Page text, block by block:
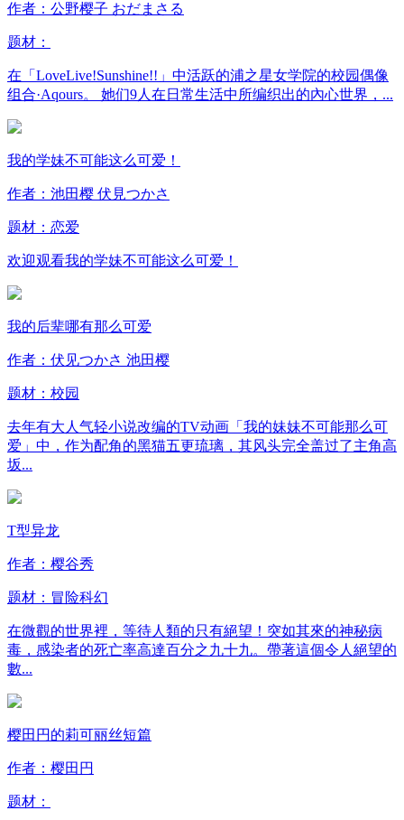
作者：公野樱子 おだまさる
题材：
在「LoveLive!Sunshine!!」中活跃的浦之星女学院的校园偶像
组合·Aqours。 她们9人在日常生活中所编织出的內心世界，...
我的学妹不可能这么可爱！
作者：池田樱 伏見つかさ
题材： 恋爱
欢迎观看我的学妹不可能这么可爱！
我的后辈哪有那么可爱
作者：伏见つかさ 池田樱
题材： 校园
去年有大人气轻小说改编的TV动画「我的妹妹不可能那么可
爱」中，作为配角的黑猫五更琉璃，其风头完全盖过了主角高
坂...
T型异龙
作者：樱谷秀
题材： 冒险科幻
在微觀的世界裡，等待人類的只有絕望！突如其來的神秘病
毒，感染者的死亡率高達百分之九十九。帶著這個令人絕望的
數...
樱田円的莉可丽丝短篇
作者：樱田円
题材：